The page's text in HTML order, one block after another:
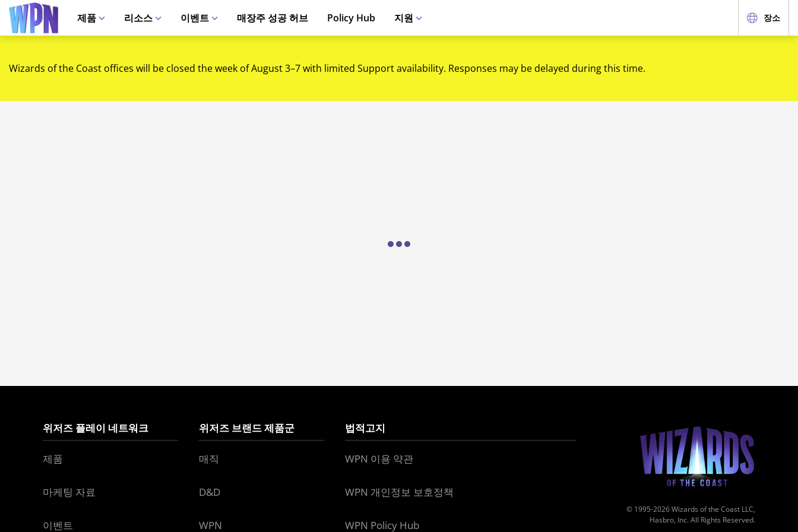
제품 리소스 이벤트 매장주 성공 허브 Policy Hub 지원 장소
Wizards of the Coast offices will be closed the week of August 3–7 with limited Support availability. Responses may be delayed during this time.
Loading...
위저즈 플레이 네트워크
제품
마케팅 자료
이벤트
위저즈 브랜드 제품군
매직
D&D
WPN
법적고지
WPN 이용 약관
WPN 개인정보 보호정책
WPN Policy Hub
© 1995-2026 Wizards of the Coast LLC,
Hasbro, Inc. All Rights Reserved.